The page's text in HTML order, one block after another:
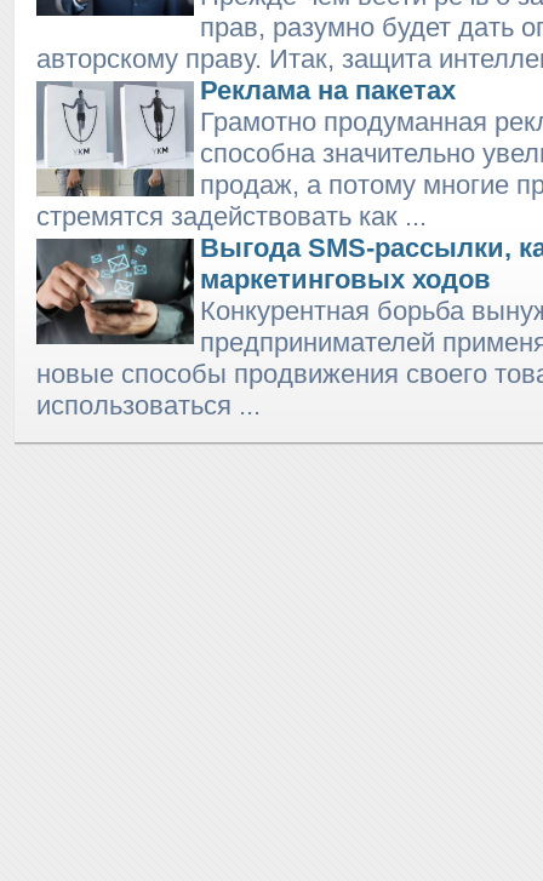
прав, разумно будет дать
авторскому праву. Итак, защита
Реклама на пакетах
Грамотно продуманная
способна значительно
продаж, а потому многие
стремятся задействовать как ...
Выгода SMS-рассылки,
маркетинговых ходов
Конкурентная борьба
предпринимателей
новые способы продвижения своего
использоваться ...